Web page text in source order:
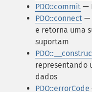
PDO::commit —
PDO::connect —
e retorna uma
suportam
representando
dados
PDO::errorCode